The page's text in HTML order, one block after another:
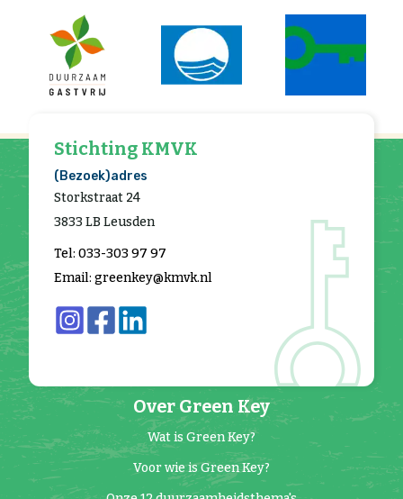
Over Green Key
Wat is Green Key?
Voor wie is Green Key?
Stichting KMVK
(Bezoek)adres
Storkstraat 24
3833 LB Leusden
Tel: 033-303 97 97
Email: greenkey@kmvk.nl